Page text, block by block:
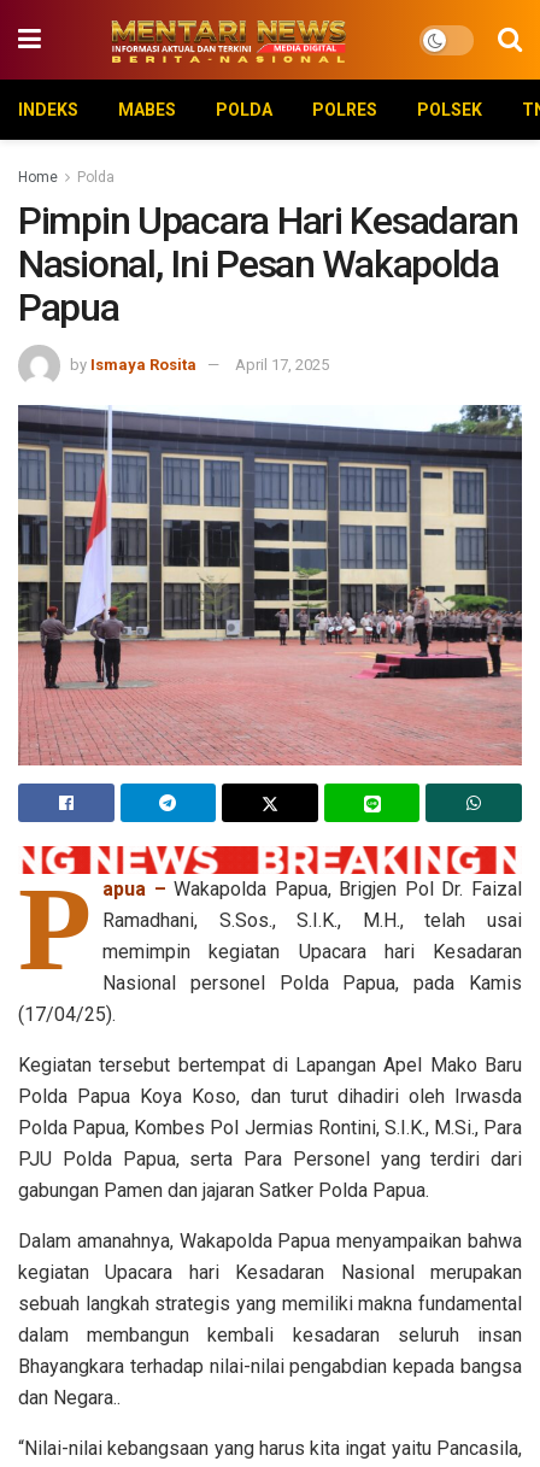
INDEKS MABES POLDA POLRES POLSEK
Home Polda
Pimpin Upacara Hari Kesadaran
Nasional, Ini Pesan Wakapolda
Papua
by Ismaya Rosita April 17, 2025
P apua – Wakapolda Papua, Brigjen Pol Dr. Faizal
Ramadhani, S.Sos., S.I.K., M.H., telah usai
memimpin kegiatan Upacara hari Kesadaran
Nasional personel Polda Papua, pada Kamis
(17/04/25).
Kegiatan tersebut bertempat di Lapangan Apel Mako Baru
Polda Papua Koya Koso, dan turut dihadiri oleh Irwasda
Polda Papua, Kombes Pol Jermias Rontini, S.I.K., M.Si., Para
PJU Polda Papua, serta Para Personel yang terdiri dari
gabungan Pamen dan jajaran Satker Polda Papua.
Dalam amanahnya, Wakapolda Papua menyampaikan bahwa
kegiatan Upacara hari Kesadaran Nasional merupakan
sebuah langkah strategis yang memiliki makna fundamental
dalam membangun kembali kesadaran seluruh insan
Bhayangkara terhadap nilai-nilai pengabdian kepada bangsa
dan Negara..
“Nilai-nilai kebangsaan yang harus kita ingat yaitu Pancasila,